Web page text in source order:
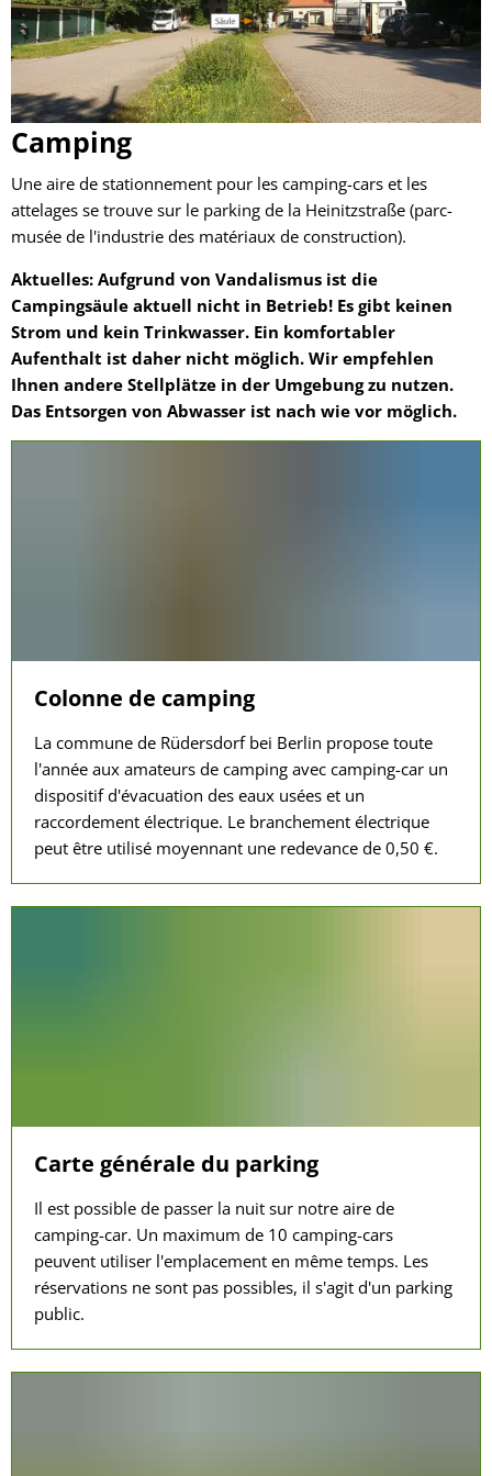
Camping
Une aire de stationnement pour les camping-cars et les
attelages se trouve sur le parking de la Heinitzstraße (parc-
musée de l'industrie des matériaux de construction).
Aktuelles: Aufgrund von Vandalismus ist die
Campingsäule aktuell nicht in Betrieb! Es gibt keinen
Strom und kein Trinkwasser. Ein komfortabler
Aufenthalt ist daher nicht möglich. Wir empfehlen
Ihnen andere Stellplätze in der Umgebung zu nutzen.
Das Entsorgen von Abwasser ist nach wie vor möglich.
Colonne de camping
La commune de Rüdersdorf bei Berlin propose toute
l'année aux amateurs de camping avec camping-car un
dispositif d'évacuation des eaux usées et un
raccordement électrique. Le branchement électrique
peut être utilisé moyennant une redevance de 0,50 €.
Carte générale du parking
Il est possible de passer la nuit sur notre aire de
camping-car. Un maximum de 10 camping-cars
peuvent utiliser l'emplacement en même temps. Les
réservations ne sont pas possibles, il s'agit d'un parking
public.